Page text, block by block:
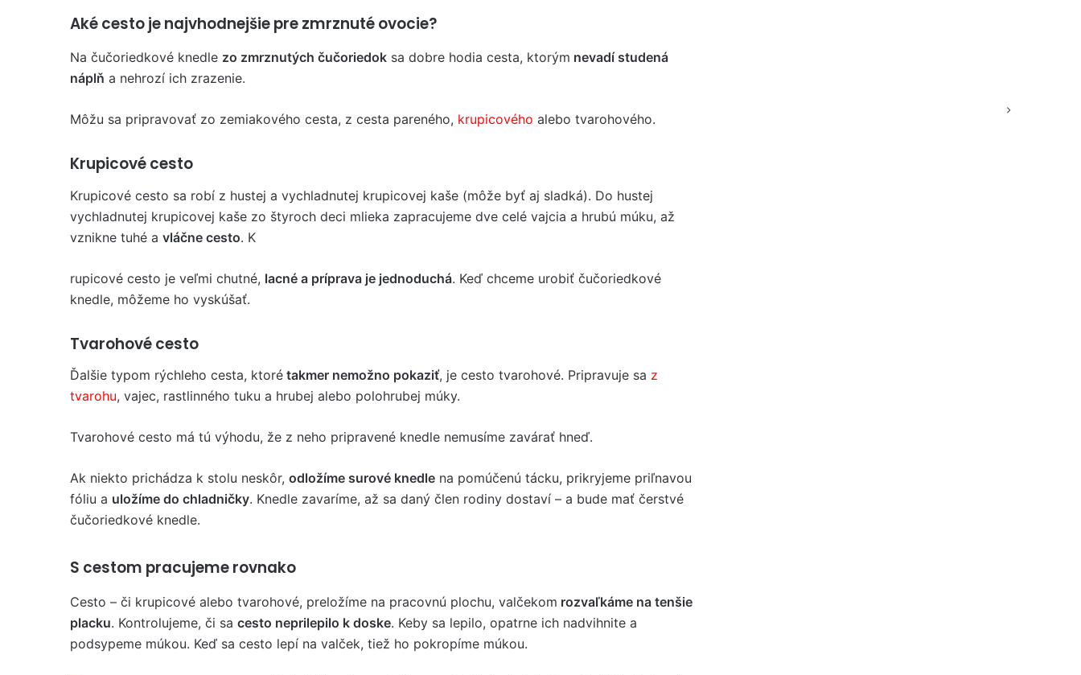
Aké cesto je najvhodnejšie pre zmrznuté ovocie?
Na čučoriedkové knedle zo zmrznutých čučoriedok sa dobre hodia cesta, ktorým nevadí studená
náplň a nehrozí ich zrazenie.
Môžu sa pripravovať zo zemiakového cesta, z cesta pareného, ​​ krupicového alebo tvarohového.
Krupicové cesto
Krupicové cesto sa robí z hustej a vychladnutej krupicovej kaše (môže byť aj sladká). Do hustej
vychladnutej krupicovej kaše zo štyroch deci mlieka zapracujeme dve celé vajcia a hrubú múku, až
vznikne tuhé a vláčne cesto. K
rupicové cesto je veľmi chutné, lacné a príprava je jednoduchá. Keď chceme urobiť čučoriedkové
knedle, môžeme ho vyskúšať.
Tvarohové cesto
Ďalšie typom rýchleho cesta, ktoré takmer nemožno pokaziť, je cesto tvarohové. Pripravuje sa z
tvarohu, vajec, rastlinného tuku a hrubej alebo polohrubej múky.
Tvarohové cesto má tú výhodu, že z neho pripravené knedle nemusíme zavárať hneď.
Ak niekto prichádza k stolu neskôr, odložíme surové knedle na pomúčenú tácku, prikryjeme priľnavou
fóliu a uložíme do chladničky. Knedle zavaríme, až sa daný člen rodiny dostaví – a bude mať čerstvé
čučoriedkové knedle.
S cestom pracujeme rovnako
Cesto – či krupicové alebo tvarohové, preložíme na pracovnú plochu, valčekom rozvaľkáme na tenšie
placku. Kontrolujeme, či sa cesto neprilepilo k doske. Keby sa lepilo, opatrne ich nadvihnite a
podsypeme múkou. Keď sa cesto lepí na valček, tiež ho pokropíme múkou.